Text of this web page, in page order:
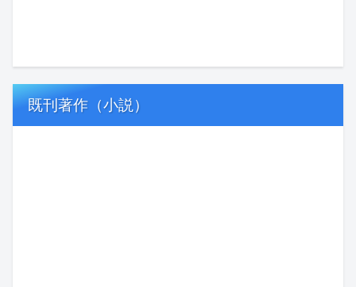
既刊著作（小説）